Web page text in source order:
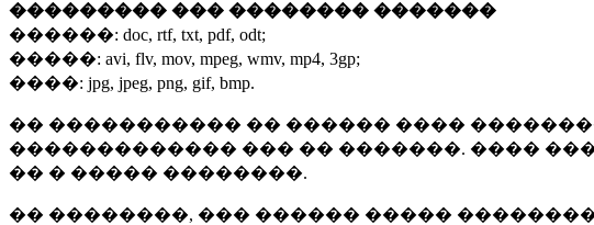
��������� ��� �������� �������
������: doc, rtf, txt, pdf, odt;
�����: avi, flv, mov, mpeg, wmv, mp4, 3gp;
����: jpg, jpeg, png, gif, bmp.
�� ����������� �� ������ ����
������������� ��� �� �������. ����
�� � ����� ��������.
�� ��������, ��� ������ �����